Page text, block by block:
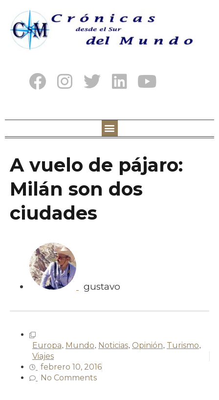
A vuelo de pájaro:
Milán son dos
ciudades
gustavo
Europa, Mundo, Noticias, Opinión, Turismo,
Viajes
febrero 10, 2016
No Comments